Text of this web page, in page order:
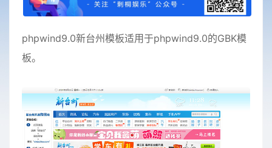
phpwind9.0新台州模板适用于phpwind9.0的GBK模
板。